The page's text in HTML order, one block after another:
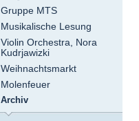
Gruppe MTS
Musikalische Lesung
Violin Orchestra, Nora
Kudrjawizki
Weihnachtsmarkt
Molenfeuer
Archiv